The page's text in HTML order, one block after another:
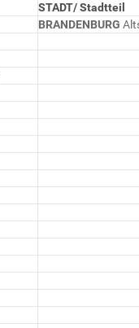
STADT/ Stadtteil
BRANDENBURG